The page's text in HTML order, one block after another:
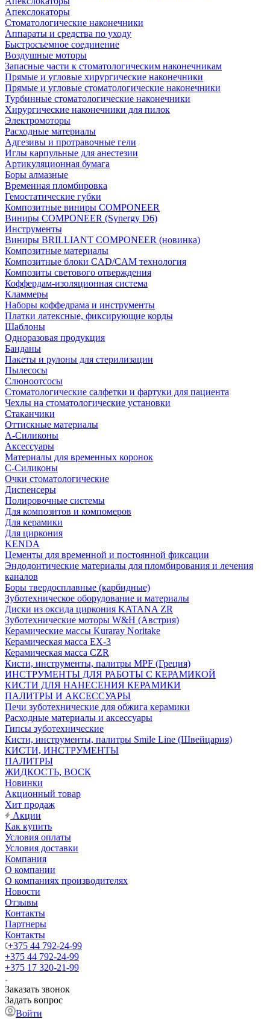
Апекслокаторы
Стоматологические наконечники
Аппараты и средства по уходу
Быстросъемное соединение
Воздушные моторы
Запасные части к стоматологическим наконечникам
Прямые и угловые хирургические наконечники
Прямые и угловые стоматологические наконечники
Турбинные стоматологические наконечники
Хирургические наконечники для пилок
Электромоторы
Расходные материалы
Адгезивы и протравочные гели
Иглы карпульные для анестезии
Артикуляционная бумага
Боры алмазные
Временная пломбировка
Гемостатические губки
Композитные виниры COMPONEER
Виниры COMPONEER (Synergy D6)
Инструменты
Виниры BRILLIANT COMPONEER (новинка)
Композитные материалы
Композитные блоки CAD/СAM технология
Композиты светового отверждения
Коффердам-изоляционная система
Кламмеры
Наборы коффедрама и инструменты
Платки латексные, фиксирующие корды
Шаблоны
Одноразовая продукция
Банданы
Пакеты и рулоны для стерилизации
Пылесосы
Слюноотсосы
Стоматологические салфетки и фартуки для пациента
Чехлы на стоматологические установки
Стаканчики
Оттискные материалы
А-Силиконы
Аксессуары
Материалы для временных коронок
С-Силиконы
Очки стоматологические
Диспенсеры
Полировочные системы
Для композитов и компомеров
Для керамики
Для циркония
KENDA
Цементы для временной и постоянной фиксации
Эндодонтические материалы для пломбирования и лечения
каналов
Боры твердосплавные (карбидные)
Зуботехническое оборудование и материалы
Диски из оксида циркония KATANA ZR
Зуботехнические моторы W&H (Австрия)
Керамические массы Kuraray Noritake
Керамическая масса EX-3
Керамическая масса CZR
Кисти, инструменты, палитры MPF (Греция)
ИНСТРУМЕНТЫ ДЛЯ РАБОТЫ С КЕРАМИКОЙ
КИСТИ ДЛЯ НАНЕСЕНИЯ КЕРАМИКИ
ПАЛИТРЫ И АКСЕССУАРЫ
Печи зуботехнические для обжига керамики
Расходные материалы и аксессуары
Гипсы зуботехнические
Кисти, инструменты, палитры Smile Line (Швейцария)
КИСТИ, ИНСТРУМЕНТЫ
ПАЛИТРЫ
ЖИДКОСТЬ, ВОСК
Новинки
Акционный товар
Хит продаж
Акции
Как купить
Условия оплаты
Условия доставки
Компания
О компании
О компаниях производителях
Новости
Отзывы
Контакты
Партнеры
Контакты
+375 44 792-24-99
+375 44 792-24-99
+375 17 320-21-99
Заказать звонок
Задать вопрос
Войти